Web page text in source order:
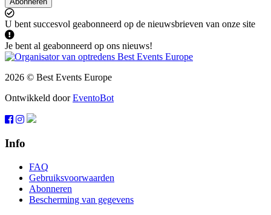
U bent succesvol geabonneerd op de nieuwsbrieven van onze site
Je bent al geabonneerd op ons nieuws!
2026 © Best Events Europe
Ontwikkeld doorEventoBot
Info
FAQ
Gebruiksvoorwaarden
Abonneren
Bescherming van gegevens